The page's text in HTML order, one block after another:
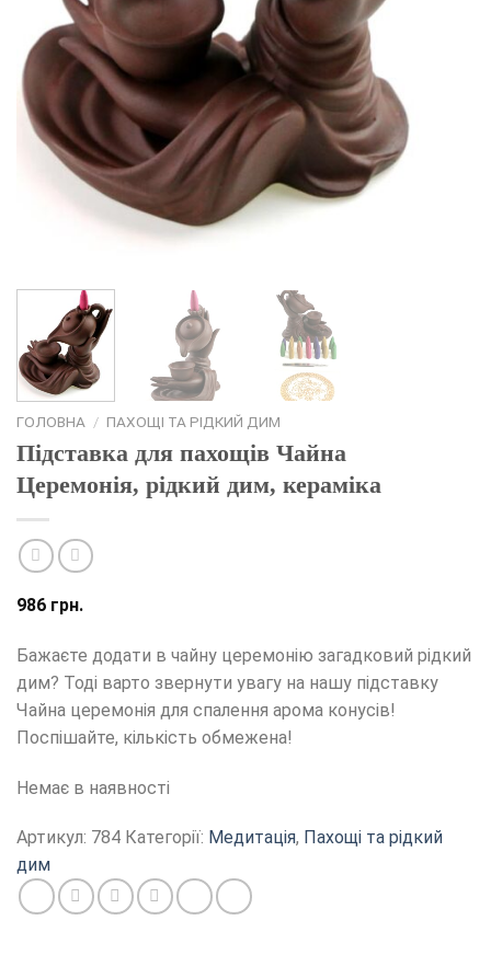
ГОЛОВНА / ПАХОЩІ ТА РІДКИЙ ДИМ
Підставка для пахощів Чайна
Церемонія, рідкий дим, кераміка
986 грн.
Бажаєте додати в чайну церемонію загадковий рідкий
дим? Тоді варто звернути увагу на нашу підставку
Чайна церемонія для спалення арома конусів!
Поспішайте, кількість обмежена!
Немає в наявності
Артикул: 784 Категорії: Медитація, Пахощі та рідкий
дим